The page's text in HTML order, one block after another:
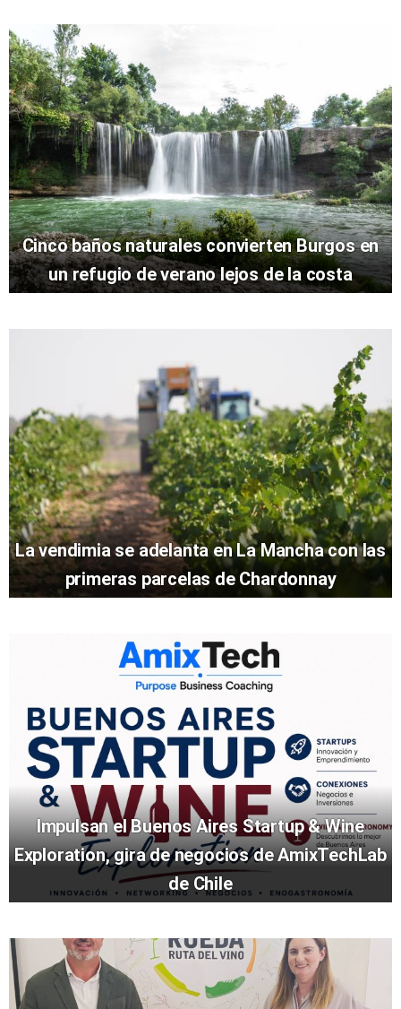
Cinco baños naturales convierten Burgos en
un refugio de verano lejos de la costa
La vendimia se adelanta en La Mancha con las
primeras parcelas de Chardonnay
Impulsan el Buenos Aires Startup & Wine
Exploration, gira de negocios de AmixTechLab
de Chile